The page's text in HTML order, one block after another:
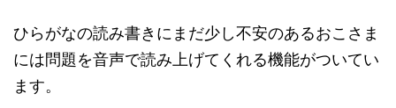
ひらがなの読み書きにまだ少し不安のあるおこさま
には問題を音声で読み上げてくれる機能がついてい
ます。